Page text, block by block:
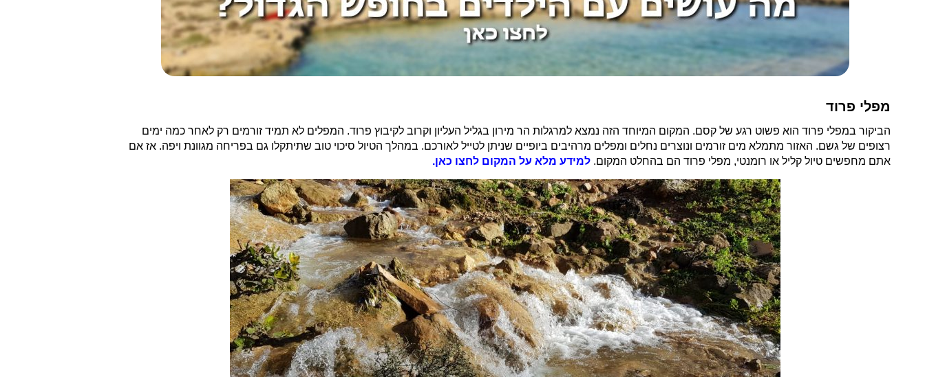
מפלי פרוד
הביקור במפלי פרוד הוא פשוט רגע של קסם. המקום המיוחד הזה נמצא למרגלות הר מירון בגליל העליון וקרוב לקיבוץ פרוד. המפלים לא תמיד זורמים רק לאחר כמה ימים
רצופים של גשם. האזור מתמלא מים זורמים ונוצרים נחלים ומפלים מרהיבים ביופיים שניתן לטייל לאורכם. במהלך הטיול סיכוי טוב שתיתקלו גם בפריחה מגוונת ויפה. אז אם
אתם מחפשים טיול קליל או רומנטי, מפלי פרוד הם בהחלט המקום. למידע מלא על המקום לחצו כאן.